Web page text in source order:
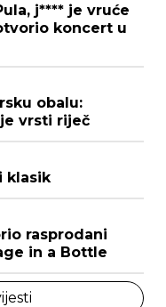
j**** je vruće
koncert u
obalu:
vrsti riječ
klasik
rasprodani
in a Bottle